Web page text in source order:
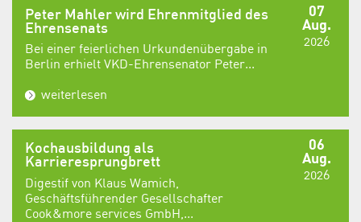
07
Aug.
2026
Peter Mahler wird Ehrenmitglied des
Ehrensenats
Bei einer feierlichen Urkundenübergabe in
Berlin erhielt VKD-Ehrensenator Peter...
weiterlesen
06
Aug.
2026
Kochausbildung als
Karrieresprungbrett
Digestif von Klaus Wamich,
Geschäftsführender Gesellschafter
Cook&more services GmbH,...